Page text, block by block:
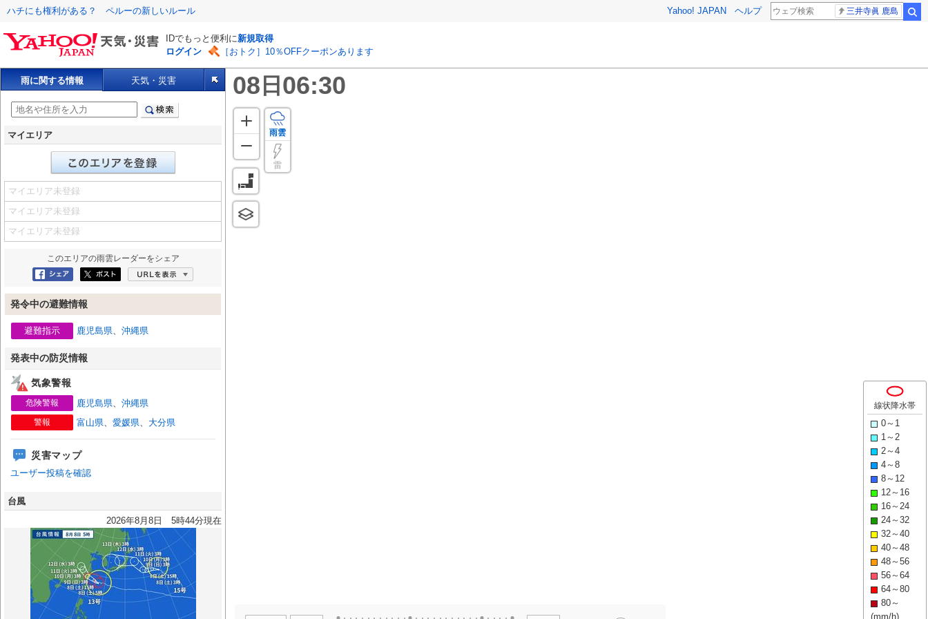
ハチにも権利がある？ ペルーの新しいルール Yahoo! JAPAN ヘルプ 三井寺眞 鹿島
IDでもっと便利に新規取得
ログイン
［おトク］10％OFFクーポンあります
雨に関する情報 天気・災害
マイエリア
マイエリア未登録
マイエリア未登録
マイエリア未登録
このエリアの雨雲レーダーをシェア
Facebookにシェア
ポスト
発令中の避難情報
避難指示 鹿児島県、 沖縄県
発表中の防災情報
気象警報
危険警報 鹿児島県、 沖縄県
警報 富山県、 愛媛県、 大分県
災害マップ
ユーザー投稿を確認
台風
2026年8月8日 5時44分現在
雨雲
雷
08 日 06:30
線状降水帯
0～1
1～2
2～4
4～8
8～12
12～16
16～24
24～32
32～40
40～48
48～56
56～64
64～80
80～
(mm/h)